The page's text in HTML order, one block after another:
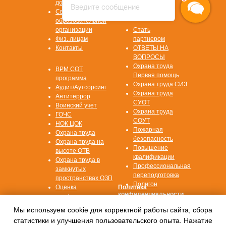
Стать
партнером
ОТВЕТЫ НА
ВОПРОСЫ
Согласие на
обработку данных
Политика
конфиденциальности
ВРМ СОТ
программа
Аудит/Аутсорсинг
Антитеррор
Воинский учет
ГОЧС
НОК ЦОК
Охрана труда
Охрана труда на
высоте ОТВ
Охрана труда в
замкнутых
пространствах ОЗП
Оценка
профессиональных
Охрана труда
Первая помощь
Охрана труда СИЗ
Охрана труда
СУОТ
Охрана труда
СОУТ
Пожарная
безопасность
Повышение
квалификации
Профессиональная
переподготовка
Полигон
документов
Сведения об
образовательной
организации
Физ. лицам
Контакты
Мы используем cookie для корректной работы сайта, сбора
статистики и улучшения пользовательского опыта. Нажатие
Введите сообщение